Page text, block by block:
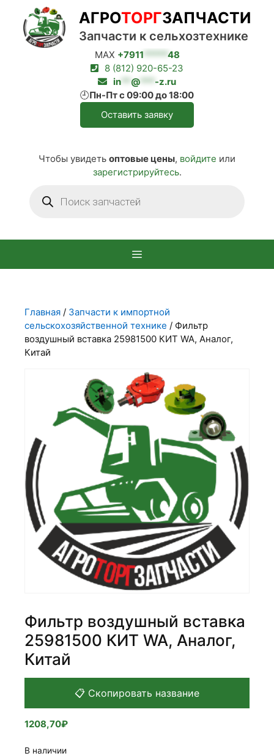
Перейти
содержимому
MAX +7911 ***** 48
8 (812) 920-65-23
in
@ *** -z.ru
🕘Пн-Пт с 09:00 до 18:00
Оставить заявку
Чтобы увидеть оптовые цены, войдите или
зарегистрируйтесь.
товаров
АГРОТОРГЗАПЧАСТИ
Запчасти к сельхозтехнике
Главная / Запчасти к импортной
сельскохозяйственной технике / Фильтр
воздушный вставка 25981500 КИТ WA, Аналог,
Китай
Фильтр воздушный вставка
25981500 КИТ WA, Аналог,
Китай
📋 Скопировать название
1208,70₽
В наличии